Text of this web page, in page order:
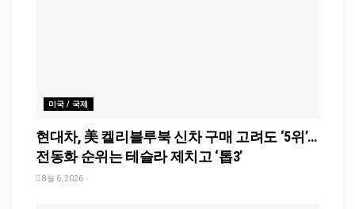
미국 / 국제
현대차, 美 켈리블루북 신차 구매 고려도 ‘5위’…
전동화 순위는 테슬라 제치고 ‘톱3’
8월 6, 2026